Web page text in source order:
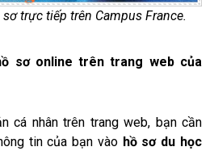
trực tiếp trên Campus France.
sơ online trên trang web của
cá nhân trên trang web, bạn cần
tin của bạn vào hồ sơ du học